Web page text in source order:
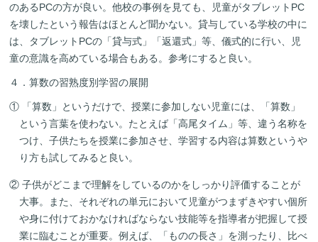
のあるPCの方が良い。他校の事例を見ても、児童がタブレットPC
を壊したという報告はほとんど聞かない。貸与している学校の中に
は、タブレットPCの「貸与式」「返還式」等、儀式的に行い、児
童の意識を高めている場合もある。参考にすると良い。
４．算数の習熟度別学習の展開
① 「算数」というだけで、授業に参加しない児童には、「算数」
という言葉を使わない。たとえば「高尾タイム」等、違う名称を
つけ、子供たちを授業に参加させ、学習する内容は算数というや
り方も試してみると良い。
② 子供がどこまで理解をしているのかをしっかり評価することが
大事。また、それぞれの単元において児童がつまずきやすい個所
や身に付けておかなければならない技能等を指導者が把握して授
業に臨むことが重要。例えば、「ものの長さ」を測ったり、比べ